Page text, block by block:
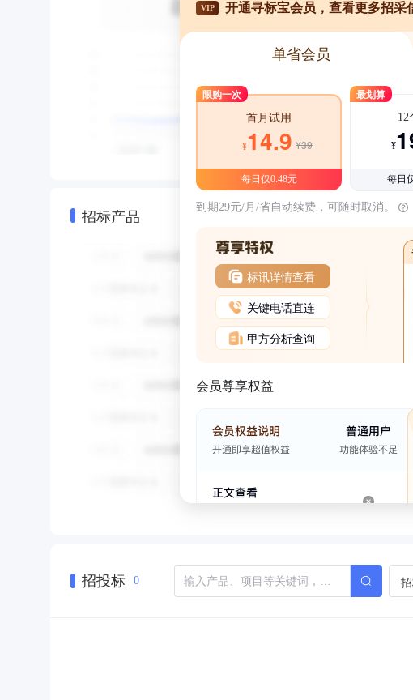
招标产品
VIP 开通寻标宝会员，查看更多招采
单省会员
限购一次
首月试用
¥14.9 ¥39
每日仅0.48元
最划算
12
¥
每日
到期29元/月/省自动续费，可随时取消。
标讯详情查看
关键电话直连
甲方分析查询
会员尊享权益
招投标 0